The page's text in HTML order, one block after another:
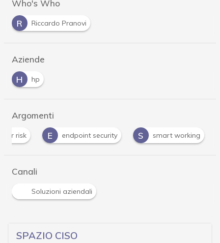
Who's Who
R
Riccardo Pranovi
Aziende
H
hp
Argomenti
risk E endpoint security S smart working
Canali
Soluzioni aziendali
SPAZIO CISO